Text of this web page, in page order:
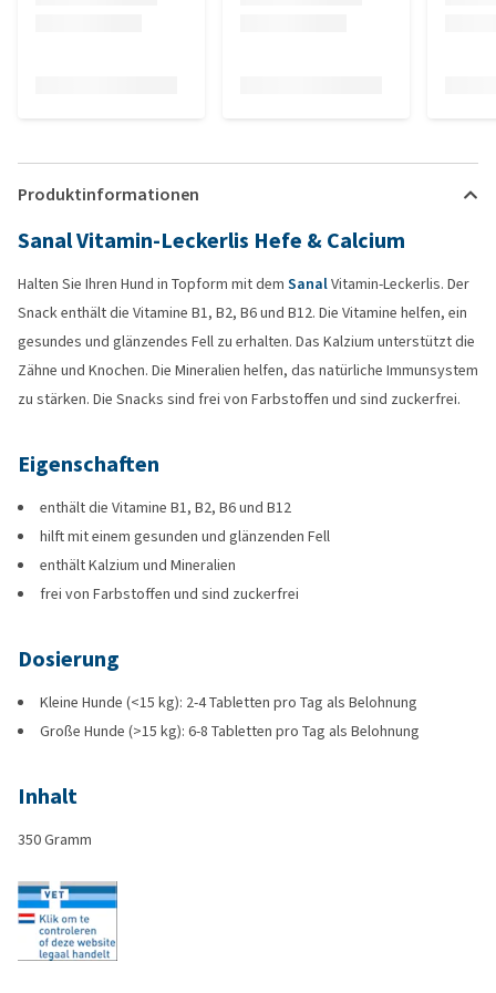
Produktinformationen
Sanal Vitamin-Leckerlis Hefe & Calcium
Halten Sie Ihren Hund in Topform mit dem SanalVitamin-Leckerlis. Der
Snack enthält die Vitamine B1, B2, B6 und B12. Die Vitamine helfen, ein
gesundes und glänzendes Fell zu erhalten. Das Kalzium unterstützt die
Zähne und Knochen. Die Mineralien helfen, das natürliche Immunsystem
zu stärken. Die Snacks sind frei von Farbstoffen und sind zuckerfrei.
Eigenschaften
enthält die Vitamine B1, B2, B6 und B12
hilft mit einem gesunden und glänzenden Fell
enthält Kalzium und Mineralien
frei von Farbstoffen und sind zuckerfrei
Dosierung
Kleine Hunde (<15 kg): 2-4 Tabletten pro Tag als Belohnung
Große Hunde (>15 kg): 6-8 Tabletten pro Tag als Belohnung
Inhalt
350 Gramm